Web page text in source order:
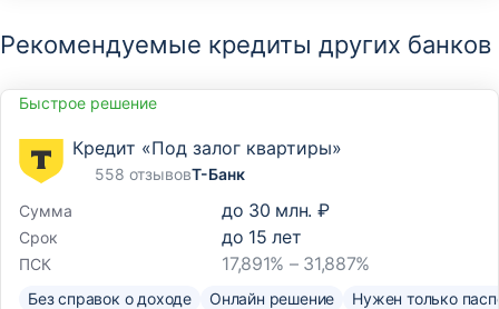
Рекомендуемые кредиты других банков
Быстрое решение
Кредит «Под залог квартиры»
558 отзывовТ-Банк
Сумма
до 30 млн. ₽
Срок до 15 лет
ПСК 17,891% – 31,887%
Без справок о доходе Онлайн решение Нужен только